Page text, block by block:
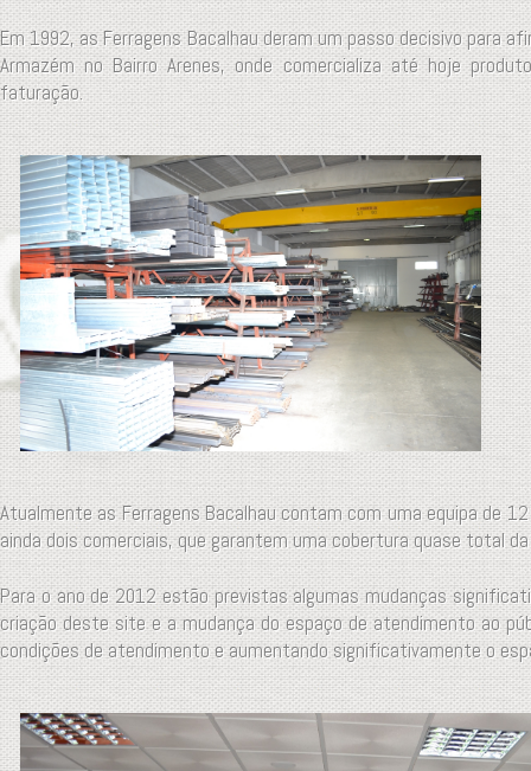
Em 1992, as Ferragens Bacalhau deram um passo decisivo para
Armazém no Bairro Arenes, onde comercializa até hoje
faturação.
Atualmente as Ferragens Bacalhau contam com uma equipa de
ainda dois comerciais, que garantem uma cobertura quase total da
Para o ano de 2012 estão previstas algumas mudanças
criação deste site e a mudança do espaço de atendimento ao
condições de atendimento e aumentando significativamente o